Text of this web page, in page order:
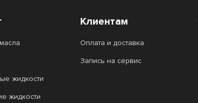
жидкости
жидкости
Клиентам
Оплата и доставка
Запись на сервис